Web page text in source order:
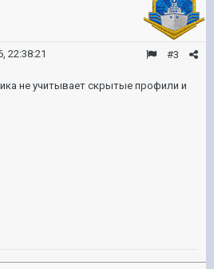
#3
22:38:21
не учитывает скрытые профили и